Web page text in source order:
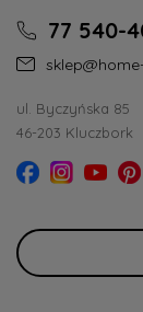
77 540-
ul. Byczyńska 85
46-203 Kluczbork